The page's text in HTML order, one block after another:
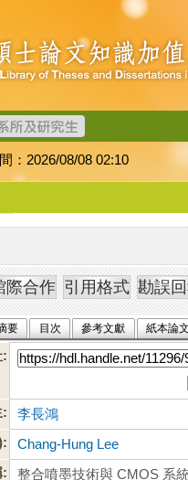
：2026/08/08 02:10
要 目次 參考文獻 紙本論文
:
:
李長鴻
Chang-Hung Lee
:
整合噴墨技術與 CMOS 系